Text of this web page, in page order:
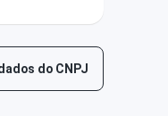
do CNPJ